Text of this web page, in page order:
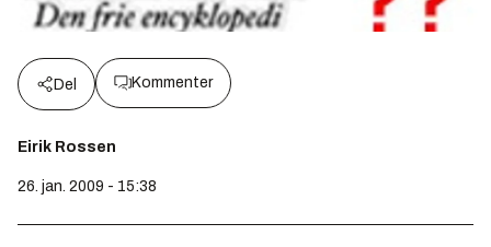
Del Kommenter
Eirik Rossen
26. jan. 2009 - 15:38